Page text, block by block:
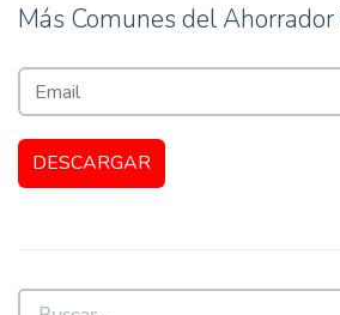
Más Comunes del